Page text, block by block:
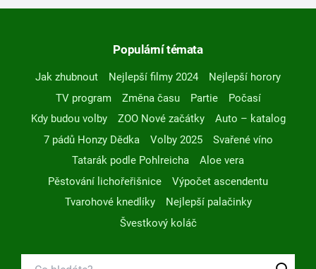
Populární témata
Jak zhubnout Nejlepší filmy 2024
Nejlepší horory
TV program
Změna času Partie
Počasí
Kdy budou volby
ZOO Nové začátky
Auto – katalog
7 pádů Honzy Dědka
Volby 2025
Svařené víno
Tatarák podle Pohlreicha
Aloe vera
Pěstování lichořeřišnice
Výpočet ascendentu
Tvarohové knedlíky
Nejlepší palačinky
Švestkový koláč